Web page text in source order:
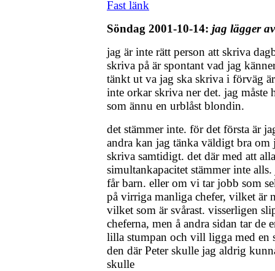
Fast länk
Söndag 2001-10-14: jag lägger av
jag är inte rätt person att skriva
skriva på är spontant vad jag
tänkt ut va jag ska skriva i förväg
inte orkar skriva ner det. jag måste
som ännu en urblåst blondin.
det stämmer inte. för det första är
andra kan jag tänka väldigt bra om
skriva samtidigt. det där med att
simultankapacitet stämmer inte
får barn. eller om vi tar jobb som
på virriga manliga chefer, vilket är
vilket som är svårast. visserligen
cheferna, men å andra sidan tar de
lilla stumpan och vill ligga med en
den där Peter skulle jag aldrig
skulle